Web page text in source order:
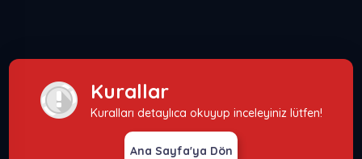
Kurallar
Kuralları detaylıca okuyup inceleyiniz lütfen!
Ana Sayfa'ya Dön